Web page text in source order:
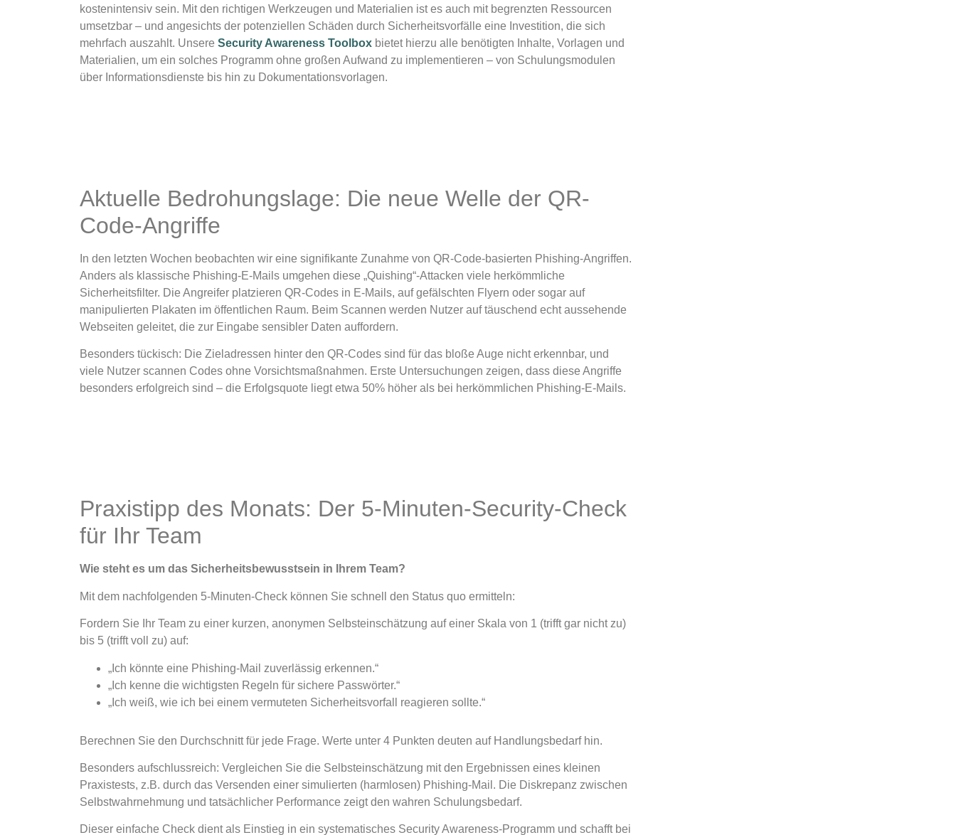
kostenintensiv sein. Mit den richtigen Werkzeugen und Materialien ist es auch mit begrenzten Ressourcen
umsetzbar – und angesichts der potenziellen Schäden durch Sicherheitsvorfälle eine Investition, die sich
mehrfach auszahlt. Unsere Security Awareness Toolbox bietet hierzu alle benötigten Inhalte, Vorlagen und
Materialien, um ein solches Programm ohne großen Aufwand zu implementieren – von Schulungsmodulen
über Informationsdienste bis hin zu Dokumentationsvorlagen.
Aktuelle Bedrohungslage: Die neue Welle der QR-
Code-Angriffe
In den letzten Wochen beobachten wir eine signifikante Zunahme von QR-Code-basierten Phishing-Angriffen.
Anders als klassische Phishing-E-Mails umgehen diese „Quishing“-Attacken viele herkömmliche
Sicherheitsfilter. Die Angreifer platzieren QR-Codes in E-Mails, auf gefälschten Flyern oder sogar auf
manipulierten Plakaten im öffentlichen Raum. Beim Scannen werden Nutzer auf täuschend echt aussehende
Webseiten geleitet, die zur Eingabe sensibler Daten auffordern.
Besonders tückisch: Die Zieladressen hinter den QR-Codes sind für das bloße Auge nicht erkennbar, und
viele Nutzer scannen Codes ohne Vorsichtsmaßnahmen. Erste Untersuchungen zeigen, dass diese Angriffe
besonders erfolgreich sind – die Erfolgsquote liegt etwa 50% höher als bei herkömmlichen Phishing-E-Mails.
Praxistipp des Monats: Der 5-Minuten-Security-Check
für Ihr Team
Wie steht es um das Sicherheitsbewusstsein in Ihrem Team?
Mit dem nachfolgenden 5-Minuten-Check können Sie schnell den Status quo ermitteln:
Fordern Sie Ihr Team zu einer kurzen, anonymen Selbsteinschätzung auf einer Skala von 1 (trifft gar nicht zu)
bis 5 (trifft voll zu) auf:
„Ich könnte eine Phishing-Mail zuverlässig erkennen.“
„Ich kenne die wichtigsten Regeln für sichere Passwörter.“
„Ich weiß, wie ich bei einem vermuteten Sicherheitsvorfall reagieren sollte.“
Berechnen Sie den Durchschnitt für jede Frage. Werte unter 4 Punkten deuten auf Handlungsbedarf hin.
Besonders aufschlussreich: Vergleichen Sie die Selbsteinschätzung mit den Ergebnissen eines kleinen
Praxistests, z.B. durch das Versenden einer simulierten (harmlosen) Phishing-Mail. Die Diskrepanz zwischen
Selbstwahrnehmung und tatsächlicher Performance zeigt den wahren Schulungsbedarf.
Dieser einfache Check dient als Einstieg in ein systematisches Security Awareness-Programm und schafft bei